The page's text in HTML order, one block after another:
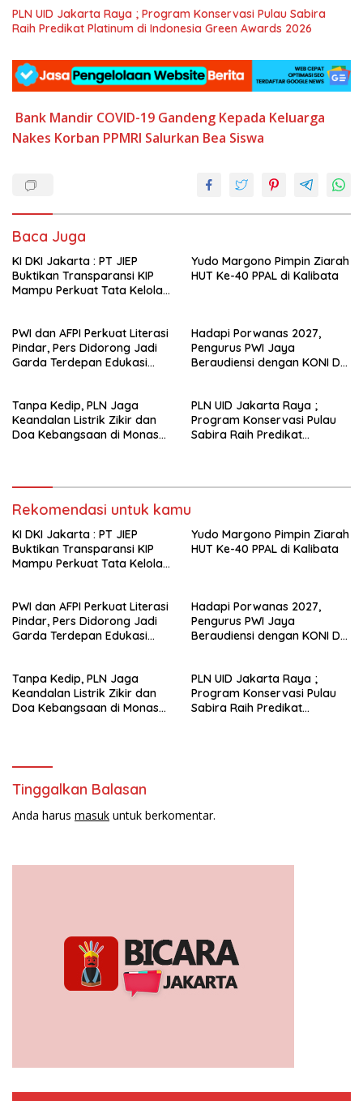
PLN UID Jakarta Raya ; Program Konservasi Pulau Sabira
Raih Predikat Platinum di Indonesia Green Awards 2026
Bank Mandir COVID-19 Gandeng Kepada Keluarga
Nakes Korban PPMRI Salurkan Bea Siswa
Baca Juga
KI DKI Jakarta : PT JIEP
Buktikan Transparansi KIP
Mampu Perkuat Tata Kelola
Yudo Margono Pimpin Ziarah
HUT Ke-40 PPAL di Kalibata
PWI dan AFPI Perkuat Literasi
Pindar, Pers Didorong Jadi
Garda Terdepan Edukasi
Hadapi Porwanas 2027,
Pengurus PWI Jaya
Beraudiensi dengan KONI DKI
Tanpa Kedip, PLN Jaga
Keandalan Listrik Zikir dan
Doa Kebangsaan di Monas
PLN UID Jakarta Raya ;
Program Konservasi Pulau
Sabira Raih Predikat
Rekomendasi untuk kamu
KI DKI Jakarta : PT JIEP
Buktikan Transparansi KIP
Mampu Perkuat Tata Kelola
Yudo Margono Pimpin Ziarah
HUT Ke-40 PPAL di Kalibata
PWI dan AFPI Perkuat Literasi
Pindar, Pers Didorong Jadi
Garda Terdepan Edukasi
Hadapi Porwanas 2027,
Pengurus PWI Jaya
Beraudiensi dengan KONI DKI
Tanpa Kedip, PLN Jaga
Keandalan Listrik Zikir dan
Doa Kebangsaan di Monas
PLN UID Jakarta Raya ;
Program Konservasi Pulau
Sabira Raih Predikat
Tinggalkan Balasan
Anda harus masuk untuk berkomentar.